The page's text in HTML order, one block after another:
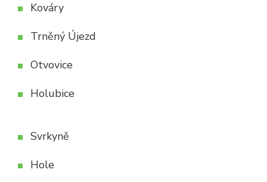
Kováry
Trněný Újezd
Otvovice
Holubice
Svrkyně
Hole